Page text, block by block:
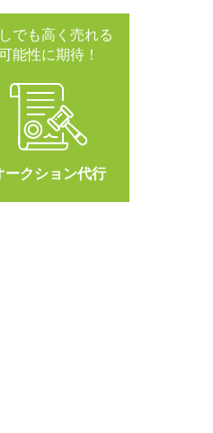
でも高く売れる
能性に期待！
ークション代行